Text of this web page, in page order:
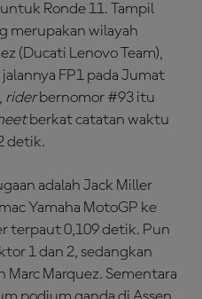
Ronde 11. Tampil
merupakan wilayah
(Ducati Lenovo Team),
FP1 pada Jumat
riderbernomor #93 itu
berkat catatan waktu
detik.
adalah Jack Miller
Yamaha MotoGP ke
terpaut 0,109 detik. Pun
1 dan 2, sedangkan
Marc Marquez. Sementara